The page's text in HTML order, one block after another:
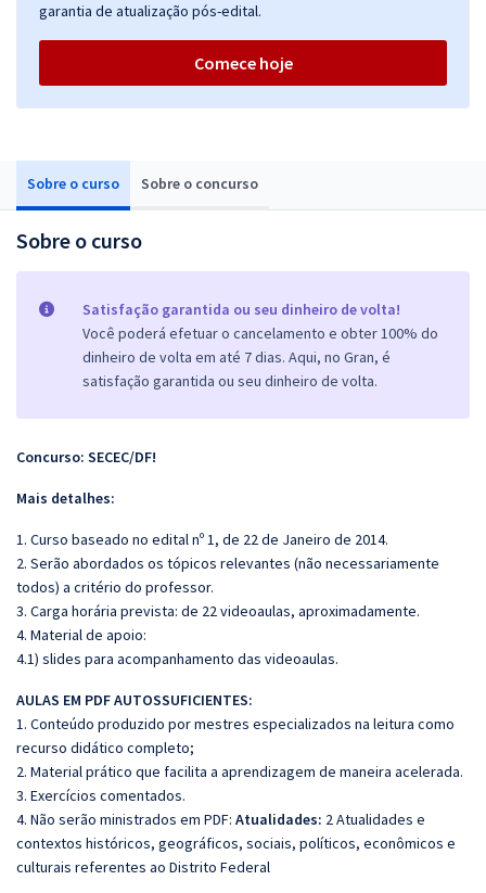
Sobre o curso Sobre o concurso
Sobre o curso
Satisfação garantida ou seu dinheiro de volta!
Você poderá efetuar o cancelamento e obter 100% do
dinheiro de volta em até 7 dias. Aqui, no Gran, é
satisfação garantida ou seu dinheiro de volta.
Concurso: SECEC/DF!
Mais detalhes:
1. Curso baseado no edital nº 1, de 22 de Janeiro de 2014.
2. Serão abordados os tópicos relevantes (não necessariamente
todos) a critério do professor.
3. Carga horária prevista: de 22 videoaulas, aproximadamente.
4. Material de apoio:
4.1) slides para acompanhamento das videoaulas.
AULAS EM PDF AUTOSSUFICIENTES:
1. Conteúdo produzido por mestres especializados na leitura como
recurso didático completo;
2. Material prático que facilita a aprendizagem de maneira acelerada.
3. Exercícios comentados.
4. Não serão ministrados em PDF: Atualidades: 2 Atualidades e
contextos históricos, geográficos, sociais, políticos, econômicos e
culturais referentes ao Distrito Federal
garantia de atualização pós-edital.
Comece hoje